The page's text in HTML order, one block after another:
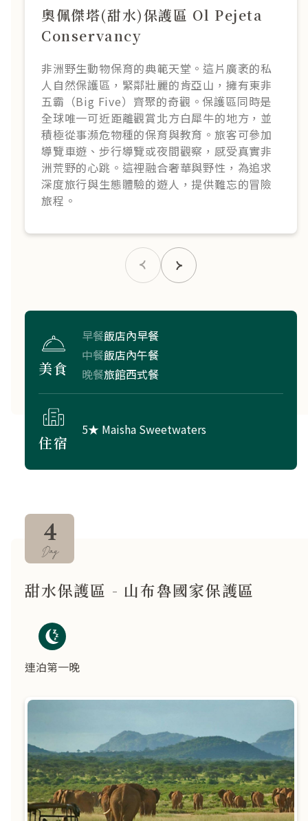
奧佩傑塔(甜水)保護區 Ol Pejeta
Conservancy
非洲野生動物保育的典範天堂。這片廣袤的私
人自然保護區，緊鄰壯麗的肯亞山，擁有東非
五霸（Big Five）齊聚的奇觀。保護區同時是
全球唯一可近距離觀賞北方白犀牛的地方，並
積極從事瀕危物種的保育與教育。旅客可參加
導覽車遊、步行導覽或夜間觀察，感受真實非
洲荒野的心跳。這裡融合奢華與野性，為追求
深度旅行與生態體驗的遊人，提供難忘的冒險
旅程。
美食
早餐飯店內早餐
中餐飯店內午餐
晚餐旅館西式餐
住宿
5★ Maisha Sweetwaters
甜水保護區 - 山布魯國家保護區
連泊第一晚
4
Day